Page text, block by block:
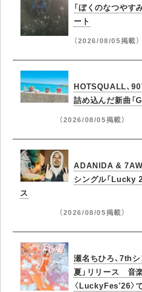
「ぼくのなつやす
ート
（2026/08/05掲載）
HOTSQUALL、
詰め込んだ新曲「
（2026/08/05掲載）
ADANIDA &
シングル「Lucky
ス
（2026/08/05掲載）
瀬名ちひろ、7th
夏」リリース 音
〈LuckyFes’26〉